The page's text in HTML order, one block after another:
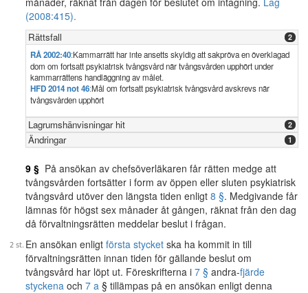
(2008:415).
Rättsfall 2
RÅ 2002:40:Kammarrätt har inte ansetts skyldig att sakpröva en överklagad
dom om fortsatt psykiatrisk tvångsvård när tvångsvården upphört under
kammarrättens handläggning av målet.
HFD 2014 not 46:Mål om fortsatt psykiatrisk tvångsvård avskrevs när
tvångsvården upphört
Lagrumshänvisningar hit 2
Ändringar 1
9 § På ansökan av chefsöverläkaren får rätten medge att
tvångsvården fortsätter i form av öppen eller sluten psykiatrisk
tvångsvård utöver den längsta tiden enligt 8 §. Medgivande får
lämnas för högst sex månader åt gången, räknat från den dag
då förvaltningsrätten meddelar beslut i frågan.
En ansökan enligt första stycket ska ha kommit in till
förvaltningsrätten innan tiden för gällande beslut om
tvångsvård har löpt ut. Föreskrifterna i 7 § andra-fjärde
styckena och 7 a § tillämpas på en ansökan enligt denna